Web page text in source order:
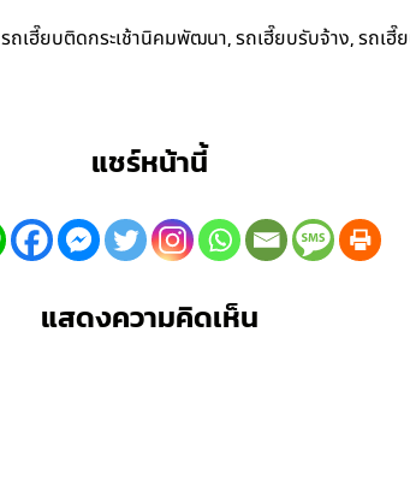
รถเฮี๊ยบติดกระเช้านิคมพัฒนา,รถเฮี๊ยบรับจ้าง,รถเฮี๊
แชร์หน้านี้
แสดงความคิดเห็น